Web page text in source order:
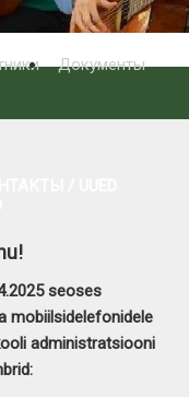
Документы
seoses
mobiilsidelefonidele
administratsiooni